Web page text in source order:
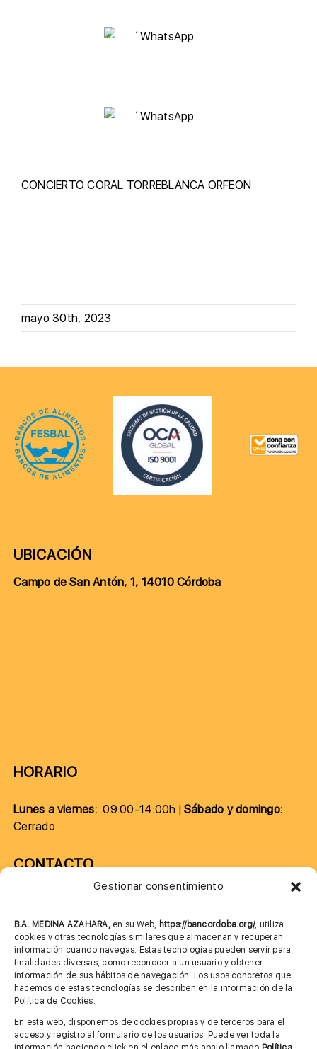
Gestionar consentimiento
B.A. MEDINA AZAHARA, en su Web, https://bancordoba.org/, utiliza
cookies y otras tecnologías similares que almacenan y recuperan
información cuando navegas. Estas tecnologías pueden servir para
finalidades diversas, como reconocer a un usuario y obtener
información de sus hábitos de navegación. Los usos concretos que
hacemos de estas tecnologías se describen en la información de la
Política de Cookies.
En esta web, disponemos de cookies propias y de terceros para el
acceso y registro al formulario de los usuarios. Puede ver toda la
CONCIERTO CORAL TORREBLANCA ORFEON
mayo 30th, 2023
UBICACIÓN
Campo de San Antón, 1, 14010 Córdoba
HORARIO
Lunes a viernes:09:00-14:00h |Sábado y domingo:
Cerrado
CONTACTO
685 901 226
MÁS INFORMACIÓN
Aviso legal